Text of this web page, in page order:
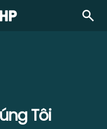
search
Tôi